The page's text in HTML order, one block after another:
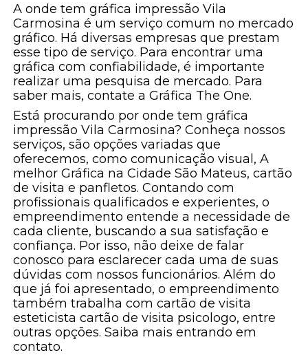
A onde tem gráfica impressão Vila
Carmosina é um serviço comum no mercado
gráfico. Há diversas empresas que prestam
esse tipo de serviço. Para encontrar uma
gráfica com confiabilidade, é importante
realizar uma pesquisa de mercado. Para
saber mais, contate a Gráfica The One.
Está procurando por onde tem gráfica
impressão Vila Carmosina? Conheça nossos
serviços, são opções variadas que
oferecemos, como comunicação visual, A
melhor Gráfica na Cidade São Mateus, cartão
de visita e panfletos. Contando com
profissionais qualificados e experientes, o
empreendimento entende a necessidade de
cada cliente, buscando a sua satisfação e
confiança. Por isso, não deixe de falar
conosco para esclarecer cada uma de suas
dúvidas com nossos funcionários. Além do
que já foi apresentado, o empreendimento
também trabalha com cartão de visita
esteticista cartão de visita psicologo, entre
outras opções. Saiba mais entrando em
contato.